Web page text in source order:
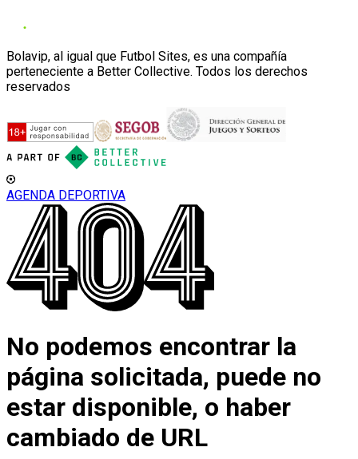
Bolavip, al igual que Futbol Sites, es una compañía
perteneciente a Better Collective. Todos los derechos
reservados
AGENDA DEPORTIVA
No podemos encontrar la
página solicitada, puede no
estar disponible, o haber
cambiado de URL